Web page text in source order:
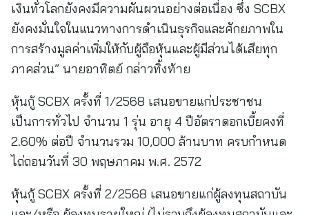
เงินทั่วโลกยังคงมีความผันผวนอย่างต่อเนื่อง ซึ่ง SCBX
ยังคงมั่นใจในแนวทางการดำเนินธุรกิจและศักยภาพใน
การสร้างมูลค่าเพิ่มให้กับผู้ถือหุ้นและผู้มีส่วนได้เสียทุก
ภาคส่วน” นายอาทิตย์ กล่าวทิ้งท้าย
หุ้นกู้ SCBX ครั้งที่ 1/2568 เสนอขายแก่ประชาชน
เป็นการทั่วไป จำนวน 1 รุ่น อายุ 4 ปีอัตราดอกเบี้ยคงที่
2.60% ต่อปี จำนวนรวม 10,000 ล้านบาท ครบกำหนด
ไถ่ถอนวันที่ 30 พฤษภาคม พ.ศ. 2572
หุ้นกู้ SCBX ครั้งที่ 2/2568 เสนอขายแก่ผู้ลงทุนสถาบัน